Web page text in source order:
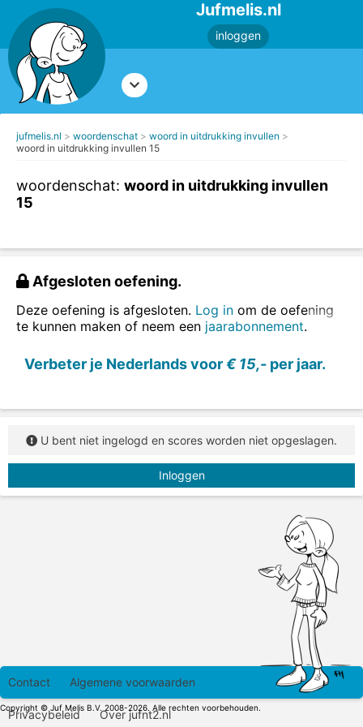
Jufmelis.nl
inloggen
jufmelis.nl woordenschat
woord in uitdrukking invullen
woord in uitdrukking invullen 15
woordenschat: woord in uitdrukking invullen
15
Afgesloten oefening.
Deze oefening is afgesloten. Log in om de oefening
te kunnen maken of neem een jaarabonnement.
Verbeter je Nederlands voor€ 15,- per jaar.
U bent niet ingelogd en scores worden niet opgeslagen.
Inloggen
Contact Algemene voorwaarden
Privacybeleid Over jufnt2.nl
Copyright © Juf Melis B.V. 2008-2026. Alle rechten voorbehouden.